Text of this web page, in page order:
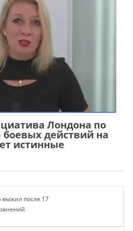
Лондона по
действий на
истинные
после 17